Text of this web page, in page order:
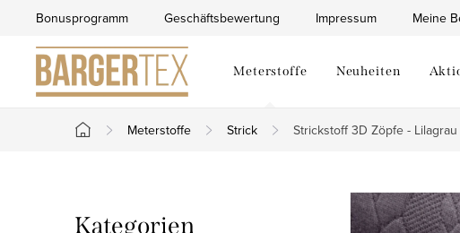
springen
Bonusprogramm Geschäftsbewertung Impressum Meine
Meterstoffe Neuheiten
Startseite
Meterstoffe Strick Strickstoff 3D Zöpfe - Lilagrau
Kategorien
Kategorien